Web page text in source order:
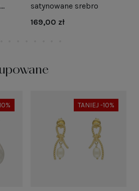
satynowane srebro
169,00 zł
TANIEJ -10%